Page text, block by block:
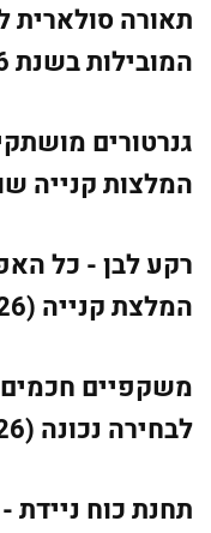
תאורה סולארית
המובילות בשנת 2026
גנרטורים
המלצות קנייה
רקע לבן - כל
המלצת קנייה (2026)
משקפיים חכמים
לבחירה נכונה (2026)
תחנת כוח ניידת